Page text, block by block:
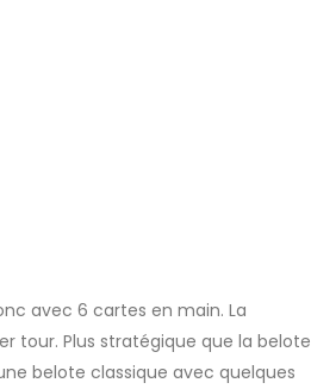
avec 6 cartes en main. La
tour. Plus stratégique que la belote
belote classique avec quelques